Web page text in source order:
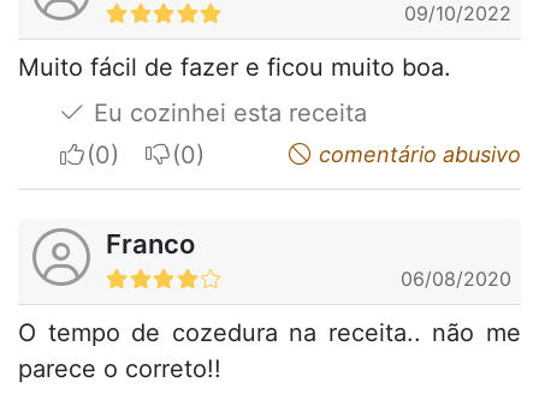
09/10/2022
Muito fácil de fazer e ficou muito boa.
Eu cozinhei esta receita
I apreciateI do not appreciatecomentário abusivo
Franco
06/08/2020
O tempo de cozedura na receita.. não me
parece o correto!!